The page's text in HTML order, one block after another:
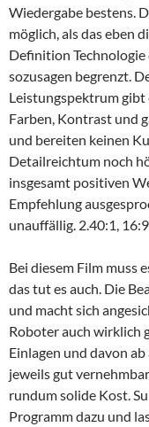
Wiedergabe bestens.
möglich, als das eben
Definition
sozusagen begrenzt.
Leistungspektrum gibt
Farben, Kontrast und
und bereiten keinen
Detailreichtum noch
insgesamt positiven
Empfehlung
unauffällig. 2.40:1, 16:9.
Bei diesem Film muss
das tut es auch. Die
und macht sich
Roboter auch wirklich
Einlagen und davon
jeweils gut
rundum solide Kost.
Programm dazu und